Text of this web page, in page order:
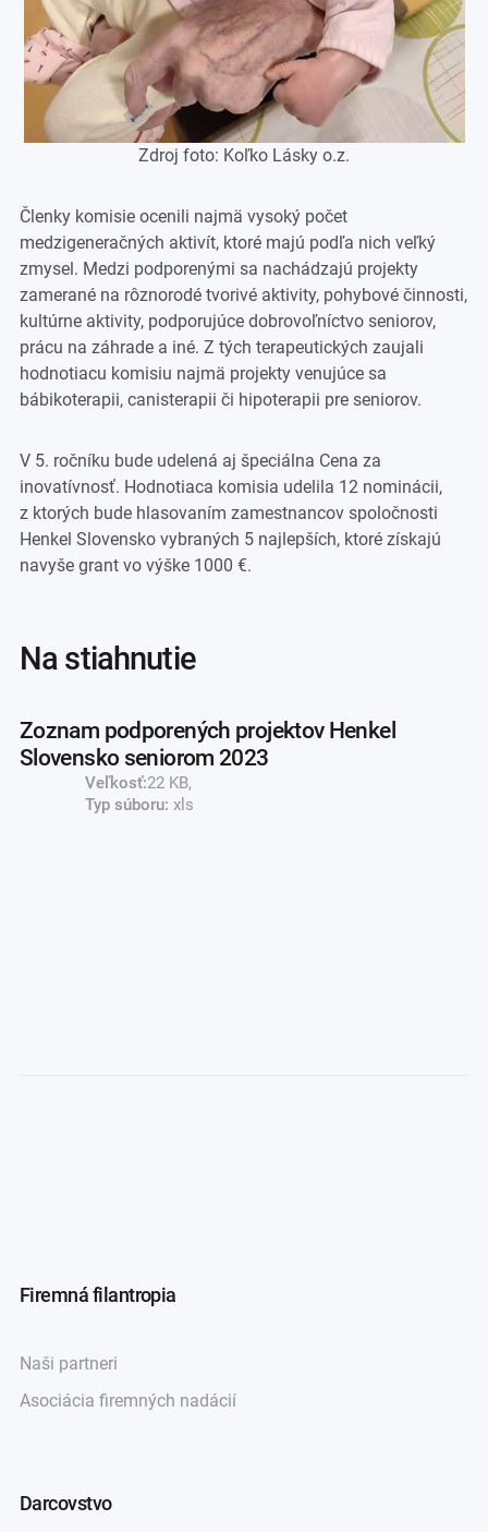
Zdroj foto: Koľko Lásky o.z.
Členky komisie ocenili najmä vysoký počet
medzigeneračných aktivít, ktoré majú podľa nich veľký
zmysel. Medzi podporenými sa nachádzajú projekty
zamerané na rôznorodé tvorivé aktivity, pohybové činnosti,
kultúrne aktivity, podporujúce dobrovoľníctvo seniorov,
prácu na záhrade a iné. Z tých terapeutických zaujali
hodnotiacu komisiu najmä projekty venujúce sa
bábikoterapii, canisterapii či hipoterapii pre seniorov.
V 5. ročníku bude udelená aj špeciálna Cena za
inovatívnosť. Hodnotiaca komisia udelila 12 nominácii,
z ktorých bude hlasovaním zamestnancov spoločnosti
Henkel Slovensko vybraných 5 najlepších, ktoré získajú
navyše grant vo výške 1000 €.
na stiahnutie
Zoznam podporených projektov Henkel
Slovensko seniorom 2023
Veľkosť:22 KB,
Typ súboru: xls
Firemná filantropia
Naši partneri
Asociácia firemných nadácií
Darcovstvo